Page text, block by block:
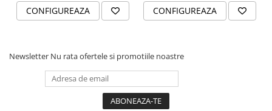
PLACUTE INFORMATIVE
TRICOURI MĂRCI AUTO
TRICOURI AUDI
TRICOURI BMW
CONFIGUREAZA CONFIGUREAZA
Newsletter Nu rata ofertele si promotiile noastre